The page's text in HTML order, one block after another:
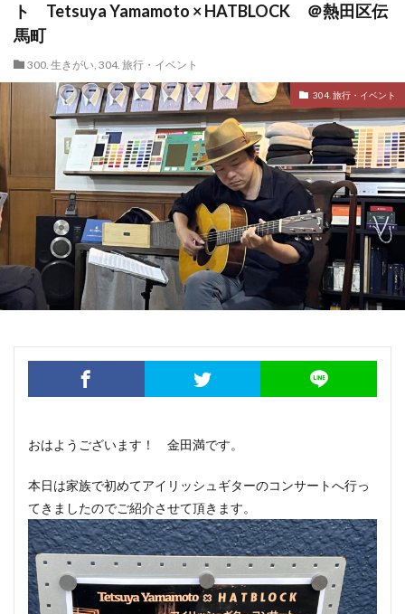
ト Tetsuya Yamamoto × HATBLOCK ＠熱田区伝
馬町
300. 生きがい, 304. 旅行・イベント
304. 旅行・イベント
おはようございます！ 金田満です。
本日は家族で初めてアイリッシュギターのコンサートへ行っ
てきましたのでご紹介させて頂きます。